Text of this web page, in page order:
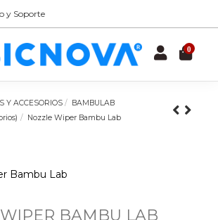
y Soporte
0
Y ACCESORIOS
BAMBULAB
Nozzle Wiper Bambu Lab
BAMBU LAB